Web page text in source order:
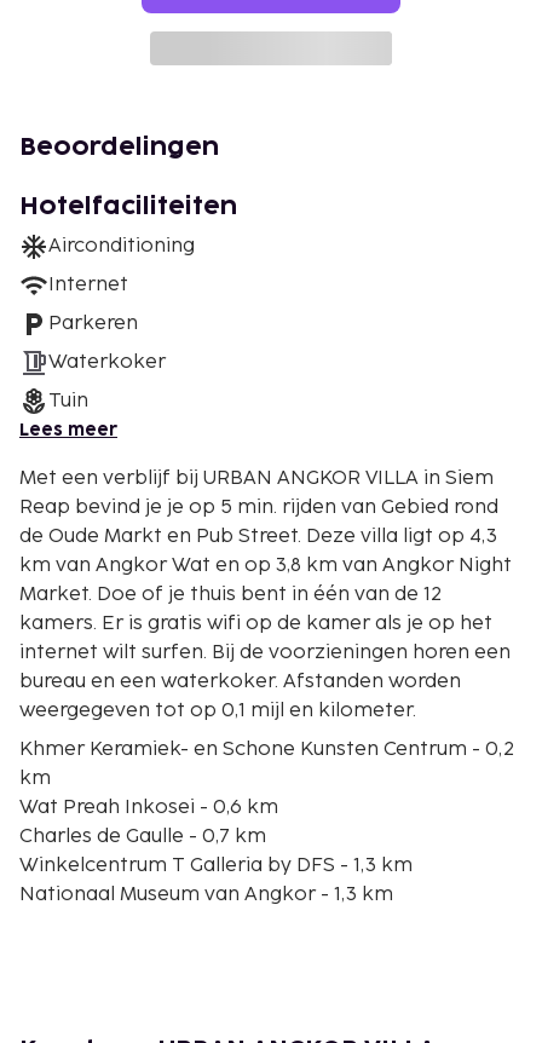
Beoordelingen
Hotelfaciliteiten
Airconditioning
Internet
Parkeren
Waterkoker
Tuin
Lees meer
Met een verblijf bij URBAN ANGKOR VILLA in Siem
Reap bevind je je op 5 min. rijden van Gebied rond
de Oude Markt en Pub Street. Deze villa ligt op 4,3
km van Angkor Wat en op 3,8 km van Angkor Night
Market. Doe of je thuis bent in één van de 12
kamers. Er is gratis wifi op de kamer als je op het
internet wilt surfen. Bij de voorzieningen horen een
bureau en een waterkoker. Afstanden worden
weergegeven tot op 0,1 mijl en kilometer.
Khmer Keramiek- en Schone Kunsten Centrum - 0,2
km
Wat Preah Inkosei - 0,6 km
Charles de Gaulle - 0,7 km
Winkelcentrum T Galleria by DFS - 1,3 km
Nationaal Museum van Angkor - 1,3 km